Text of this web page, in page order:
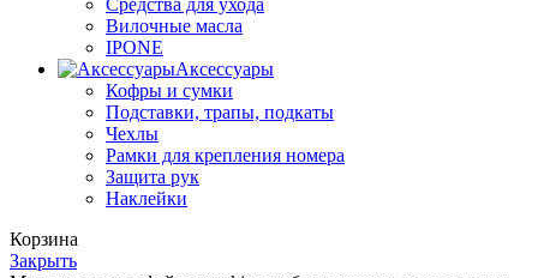
Вилочные масла
IPONE
Аксессуары
Кофры и сумки
Подставки, трапы, подкаты
Чехлы
Рамки для крепления номера
Защита рук
Наклейки
Корзина
Закрыть